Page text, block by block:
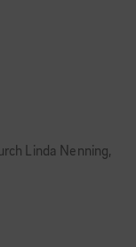
Linda Nenning,